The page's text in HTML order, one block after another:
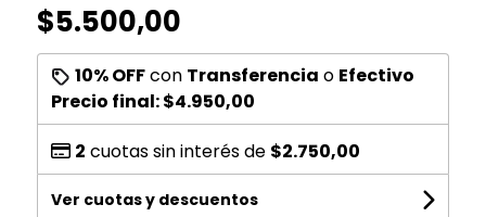
$5.500,00
10% OFFcon Transferencia o Efectivo
Precio final:$4.950,00
2 cuotas sin interés de $2.750,00
Ver cuotas y descuentos